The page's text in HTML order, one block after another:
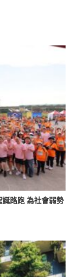
路跑 為社會弱勢